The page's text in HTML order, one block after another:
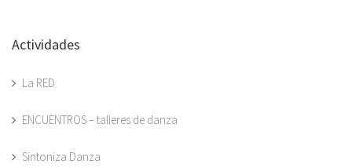
Actividades
La RED
ENCUENTROS – talleres de danza
Sintoniza Danza